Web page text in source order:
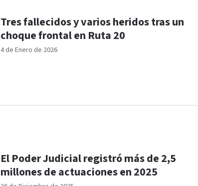
4 de Enero de 2026
Tres fallecidos y varios heridos tras un
choque frontal en Ruta 20
El Poder Judicial registró más de 2,5
millones de actuaciones en 2025